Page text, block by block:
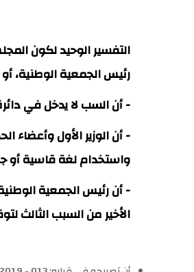
رئيس الجمعية الوطنية، أو
- أن السب لا يدخل في
- أن الوزير الأول
واستخدام لغة قاسية أو
الأخير من السبب الثالث لتوقيع